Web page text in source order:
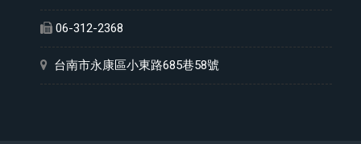
06-312-2368
台南市永康區小東路685巷58號